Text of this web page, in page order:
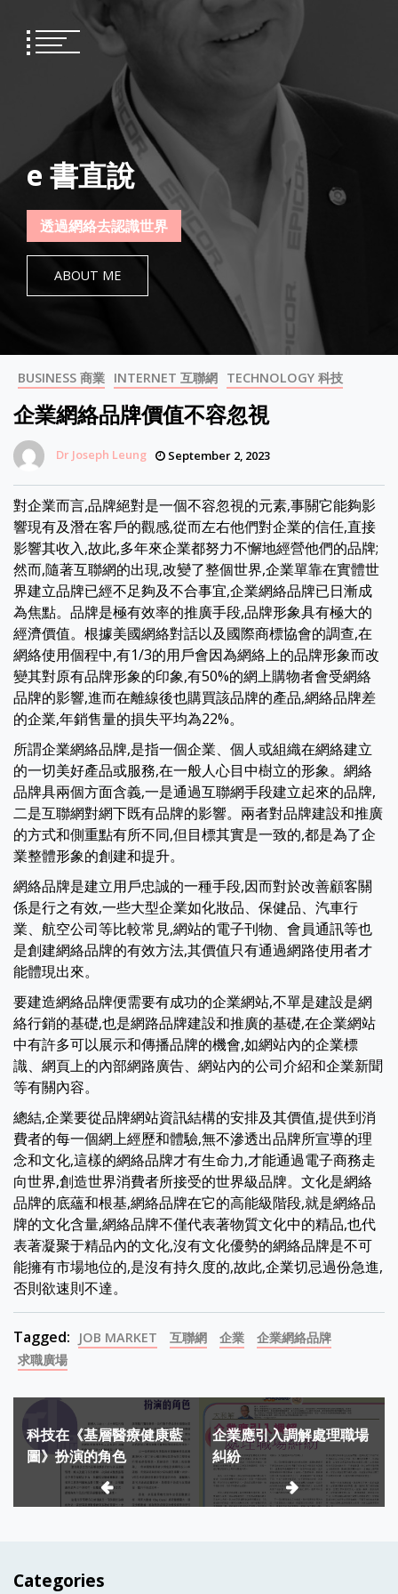
content
e 書直說
透過網絡去認識世界
ABOUT ME
BUSINESS 商業 INTERNET 互聯網 TECHNOLOGY 科技
企業網絡品牌價值不容忽視
Dr Joseph Leung September 2, 2023
對企業而言,品牌絕對是一個不容忽視的元素,事關它能夠影
響現有及潛在客戶的觀感,從而左右他們對企業的信任,直接
影響其收入,故此,多年來企業都努力不懈地經營他們的品牌;
然而,隨著互聯網的出現,改變了整個世界,企業單靠在實體世
界建立品牌已經不足夠及不合事宜,企業網絡品牌已日漸成
為焦點。品牌是極有效率的推廣手段,品牌形象具有極大的
經濟價值。根據美國網絡對話以及國際商標協會的調查,在
網絡使用個程中,有1/3的用戶會因為網絡上的品牌形象而改
變其對原有品牌形象的印象,有50%的網上購物者會受網絡
品牌的影響,進而在離線後也購買該品牌的產品,網絡品牌差
的企業,年銷售量的損失平均為22%。
所謂企業網絡品牌,是指一個企業、個人或組織在網絡建立
的一切美好產品或服務,在一般人心目中樹立的形象。網絡
品牌具兩個方面含義,一是通過互聯網手段建立起來的品牌,
二是互聯網對網下既有品牌的影響。兩者對品牌建設和推廣
的方式和側重點有所不同,但目標其實是一致的,都是為了企
業整體形象的創建和提升。
網絡品牌是建立用戶忠誠的一種手段,因而對於改善顧客關
係是行之有效,一些大型企業如化妝品、保健品、汽車行
業、航空公司等比較常見,網站的電子刊物、會員通訊等也
是創建網絡品牌的有效方法,其價值只有通過網路使用者才
能體現出來。
要建造網絡品牌便需要有成功的企業網站,不單是建設是網
絡行銷的基礎,也是網路品牌建設和推廣的基礎,在企業網站
中有許多可以展示和傳播品牌的機會,如網站內的企業標
識、網頁上的內部網路廣告、網站內的公司介紹和企業新聞
等有關內容。
總結,企業要從品牌網站資訊結構的安排及其價值,提供到消
費者的每一個網上經歷和體驗,無不滲透出品牌所宣導的理
念和文化,這樣的網絡品牌才有生命力,才能通過電子商務走
向世界,創造世界消費者所接受的世界級品牌。文化是網絡
品牌的底蘊和根基,網絡品牌在它的高能級階段,就是網絡品
牌的文化含量,網絡品牌不僅代表著物質文化中的精品,也代
表著凝聚于精品內的文化,沒有文化優勢的網絡品牌是不可
能擁有市場地位的,是沒有持久度的,故此,企業切忌過份急進,
否則欲速則不達。
Tagged: JOB MARKET 互聯網 企業
企業網絡品牌
求職廣場
Post
navigation
科技在《基層醫療健康藍
圖》扮演的角色
企業應引入調解處理職場
糾紛
Categories